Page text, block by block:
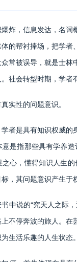
，信息发达，名词
的帮衬捧场，把学
常被误导，就是士
社会转型时期，学者
性的问题意识。
是具有知识权威的
是指那些具有学养
心，懂得知识人生
，其问题意识产生于
说的“究天人之际，
不停奔波的旅人。
生活乐趣的人生状态。